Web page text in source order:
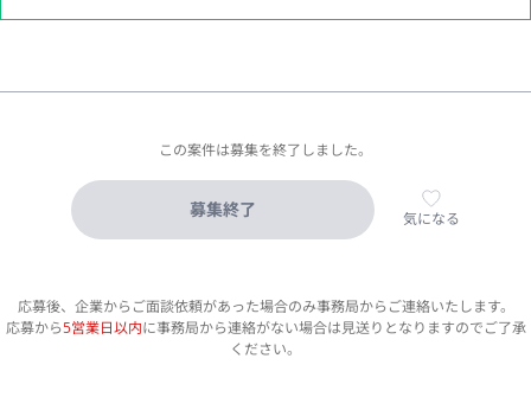
この案件は募集を終了しました。
募集終了 気になる
応募後、企業からご面談依頼があった場合のみ事務局からご連絡いたします。
応募から5営業日以内に事務局から連絡がない場合は見送りとなりますのでご了承
ください。